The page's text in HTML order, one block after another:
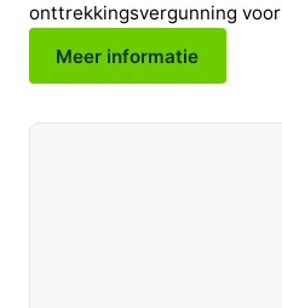
onttrekkingsvergunning
Meer informatie